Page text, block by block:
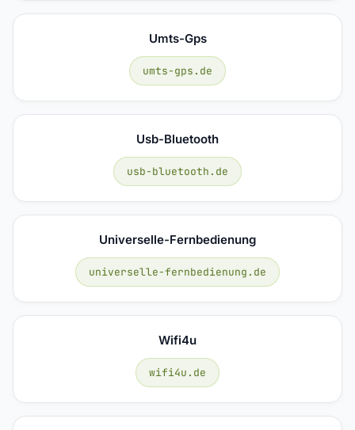
Umts-Gps
umts-gps.de
Usb-Bluetooth
usb-bluetooth.de
Universelle-Fernbedienung
universelle-fernbedienung.de
Wifi4u
wifi4u.de